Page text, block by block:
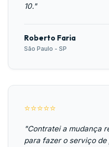
10."
Roberto Faria
São Paulo - SP
⭐⭐⭐⭐⭐
"Contratei a mudança
para fazer o serviço de